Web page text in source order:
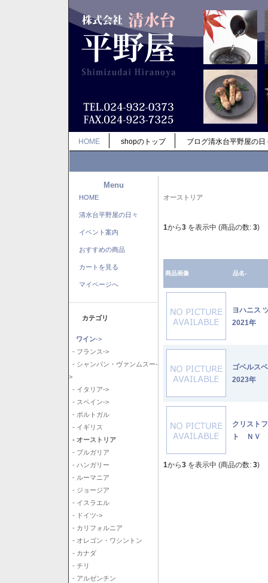
HOME shopのトップ ブログ清水台平野屋の日
Menu
HOME
清水台平野屋の日々
イベント案内
おすすめの商品
カートを見る
マイページへ
カテゴリ
ワイン->
- フランス->
- シャンパン・ヴァンムスー-
>
- イタリア->
- スペイン->
- ポルトガル
- イギリス
- オーストリア
- ブルガリア
- ハンガリー
- ルーマニア
- ジョージア
- イスラエル
- ドイツ->
- カリフォルニア
- オレゴン・ワシントン
- カナダ
- チリ
- アルゼンチン
オーストリア
1から3 を表示中 (商品の数: 3)
商品画像 品名-
ヨハニス
2021年
ゴベルス
2023年
クリスト
ト ＮＶ
1から3 を表示中 (商品の数: 3)